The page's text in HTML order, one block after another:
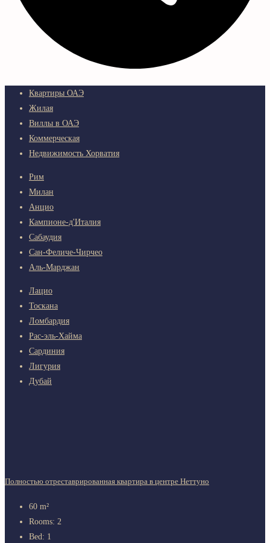
Квартиры ОАЭ
Жилая
Виллы в ОАЭ
Коммерческая
Недвижимость Хорватия
Рим
Милан
Анцио
Кампионе-д'Италия
Сабаудия
Сан-Феличе-Чирчео
Аль-Марджан
Лацио
Тоскана
Ломбардия
Рас-эль-Хайма
Сардиния
Лигурия
Дубай
Полностью отреставрированная квартира в центре Неттуно
60 m²
Rooms: 2
Bed: 1